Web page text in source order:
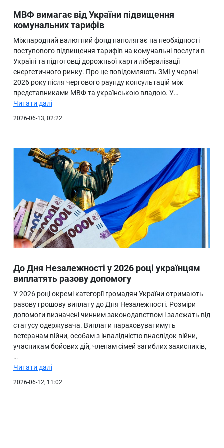
МВФ вимагає від України підвищення
комунальних тарифів
Міжнародний валютний фонд наполягає на необхідності
поступового підвищення тарифів на комунальні послуги в
Україні та підготовці дорожньої карти лібералізації
енергетичного ринку. Про це повідомляють ЗМІ у червні
2026 року після чергового раунду консультацій між
представниками МВФ та українською владою. У…
Читати далі
2026-06-13, 02:22
До Дня Незалежності у 2026 році українцям
виплатять разову допомогу
У 2026 році окремі категорії громадян України отримають
разову грошову виплату до Дня Незалежності. Розміри
допомоги визначені чинним законодавством і залежать від
статусу одержувача. Виплати нараховуватимуть
ветеранам війни, особам з інвалідністю внаслідок війни,
учасникам бойових дій, членам сімей загиблих захисників,
…
Читати далі
2026-06-12, 11:02